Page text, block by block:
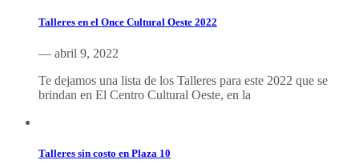
Talleres en el Once Cultural Oeste 2022
— abril 9, 2022
Te dejamos una lista de los Talleres para este 2022 que se
brindan en El Centro Cultural Oeste, en la
Talleres sin costo en Plaza 10